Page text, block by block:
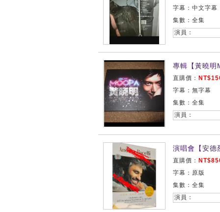
字幕：中文字幕
集數：全集
演員：
專輯【黃曉明
直購價：
字幕：無字幕
集數：全集
演員：
演唱會【安德
直購價：
字幕：原版
集數：全集
演員：